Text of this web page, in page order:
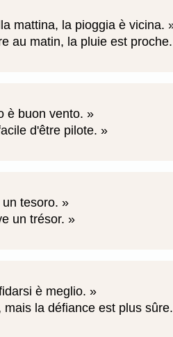
mattina, la pioggia è vicina.
au matin, la pluie est proche.
è buon vento.
d'être pilote.
tesoro.
un trésor.
è meglio.
la défiance est plus sûre.